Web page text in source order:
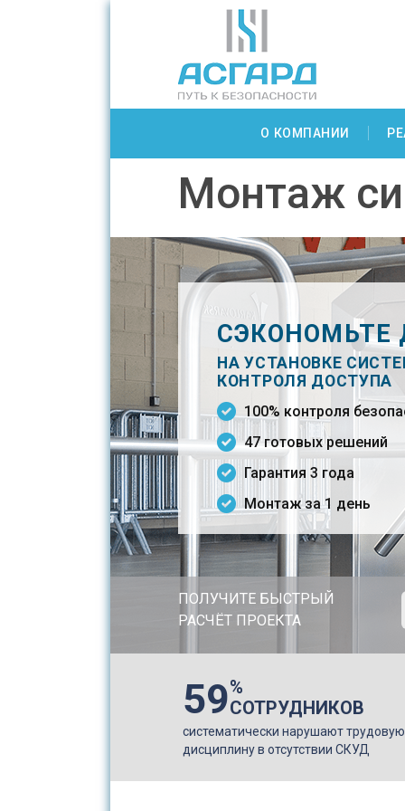
О КОМПАНИИ
Монтаж
СЭКОНОМЬТЕ
НА УСТАНОВКЕ
КОНТРОЛЯ ДОСТУПА
100% контроля
47 готовых решений
гарантия 3 года
монтаж за 1 день
ПОЛУЧИТЕ БЫСТРЫЙ
РАСЧЁТ ПРОЕКТА
59%
СОТРУДНИКОВ
систематически нарушают трудовую
дисциплину в отсутствии СКУД